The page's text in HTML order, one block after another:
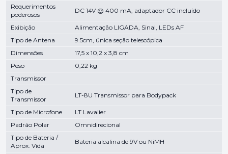
Requerimentos
poderosos
DC 14V @ 400 mA, adaptador CC incluído
Exibição
Alimentação LIGADA, Sinal, LEDs AF
Tipo de Antena
9.5cm, única seção telescópica
Dimensões
17,5 x 10,2 x 3,8 cm
Peso
0,22 kg
Transmissor
Tipo de
Transmissor
LT-8U Transmissor para Bodypack
Tipo de Microfone
LT Lavalier
Padrão Polar
Omnidirecional
Tipo de Bateria /
Aprox. Vida
Bateria alcalina de 9V ou NiMH